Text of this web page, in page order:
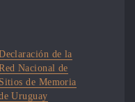
de la
Nacional de
Sitios de Memoria
Uruguay